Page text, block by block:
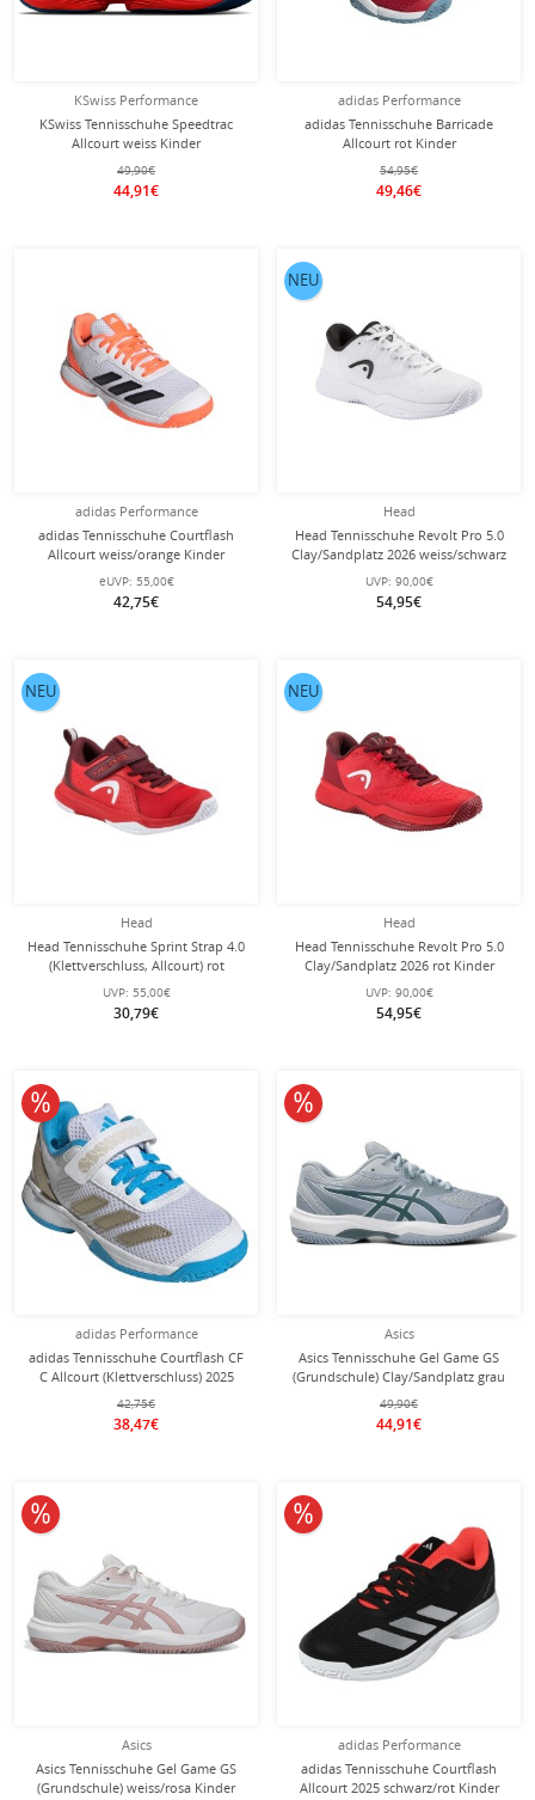
KSwiss Performance
KSwiss Tennisschuhe Speedtrac
Allcourt weiss Kinder
49,90€
44,91€
adidas Performance
adidas Tennisschuhe Barricade
Allcourt rot Kinder
54,95€
49,46€
adidas Performance
adidas Tennisschuhe Courtflash
Allcourt weiss/orange Kinder
eUVP: 55,00€
42,75€
Head
Head Tennisschuhe Revolt Pro 5.0
Clay/Sandplatz 2026 weiss/schwarz
Kinder
UVP: 90,00€
54,95€
NEU
Head
Head Tennisschuhe Sprint Strap 4.0
(Klettverschluss, Allcourt) rot
Kleinkinder
UVP: 55,00€
30,79€
NEU
Head
Head Tennisschuhe Revolt Pro 5.0
Clay/Sandplatz 2026 rot Kinder
UVP: 90,00€
54,95€
NEU
adidas Performance
adidas Tennisschuhe Courtflash CF
C Allcourt (Klettverschluss) 2025
weiss/blau Kinder
42,75€
38,47€
10% reduziert
Asics
Asics Tennisschuhe Gel Game GS
(Grundschule) Clay/Sandplatz grau
Kinder
49,90€
44,91€
10% reduziert
Asics
Asics Tennisschuhe Gel Game GS
(Grundschule) weiss/rosa Kinder
10% reduziert
adidas Performance
adidas Tennisschuhe Courtflash
Allcourt 2025 schwarz/rot Kinder
10% reduziert